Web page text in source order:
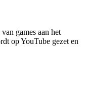
games aan het
op YouTube gezet en